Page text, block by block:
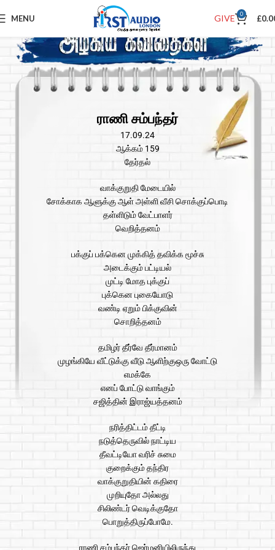
MENU GIVE 0 £
ராணி சம்பந்தர்
17.09.24
ஆக்கம் 159
தேர்தல்
வாக்குறுதி மேடையில்
சோக்காக ஆளுக்கு ஆள் அள்ளி வீசி சொக்குப்பொடி
தள்ளிடும் வேட்பாளர்
வெறித்தனம்
பக்குப் பக்கென முக்கித் தவிக்க மூச்சு
அடைக்கும் பட்டியல்
முட்டி மோத புக்குப்
புக்கென புகையோடு
வண்டி ஏறும் பிக்குவின்
சொறித்தனம்
தமிழர் தீர்வே தீர்மானம்
முழங்கியே வீட்டுக்கு வீடு ஆளிற்குஒரு வோட்டு
எமக்கே
எனப் போட்டு வாங்கும்
சஜித்தின் இராஜ்யத்தனம்
நரித்திட்டம் தீட்டி
நடுத்தெருவில் நாட்டிய
தீவட்டியோ வரிச் சுமை
குறைக்கும் தந்திர
வாக்குறுதியின் கதிரை
முறியுதோ அல்லது
சிலிண்டர் வெடிக்குதோ
பொறுத்திருப்போமே.
ராணி சம்பந்தர் ஜெர்மனியிலிருந்து